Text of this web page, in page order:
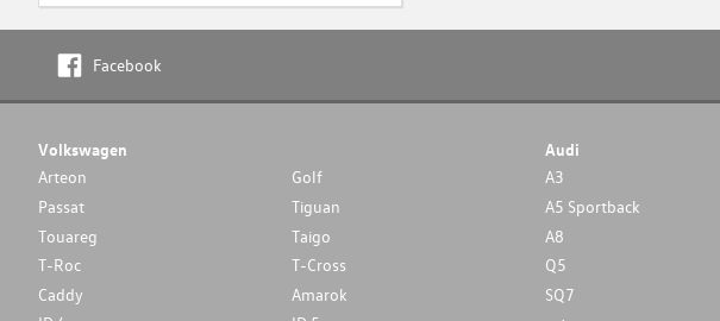
Facebook
Volkswagen
Arteon
Golf
Passat
Tiguan
Touareg
Taigo
T-Roc
T-Cross
Caddy
Amarok
Audi
A3
A5 Sportback
A8
Q5
SQ7